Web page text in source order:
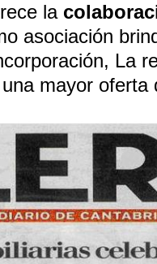
la
asociación
La
mayor oferta